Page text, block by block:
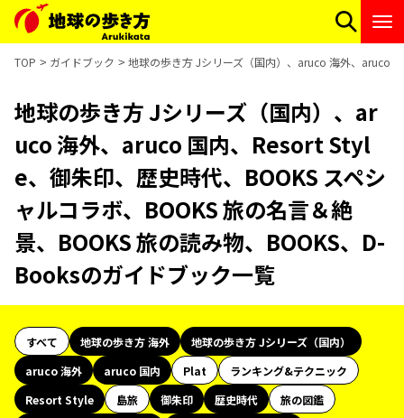
TOP ガイドブック 地球の歩き方 Jシリーズ（国内）、aruco 海外、aruco
地球の歩き方 Jシリーズ（国内）、ar
uco 海外、aruco 国内、Resort Styl
e、御朱印、歴史時代、BOOKS スペシ
ャルコラボ、BOOKS 旅の名言＆絶
景、BOOKS 旅の読み物、BOOKS、D-
Booksのガイドブック一覧
すべて 地球の歩き方 海外
地球の歩き方 Jシリーズ（国内）
aruco 海外
aruco 国内 Plat
ランキング&テクニック
Resort Style
島旅 御朱印 歴史時代
旅の図鑑